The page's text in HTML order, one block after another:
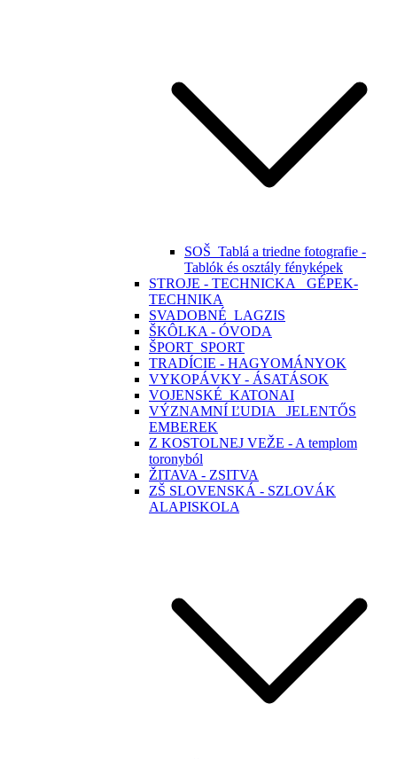
SOŠ_Tablá a triedne fotografie -
Tablók és osztály fényképek
STROJE - TECHNICKA_ GÉPEK-
TECHNIKA
SVADOBNÉ_LAGZIS
ŠKÔLKA - ÓVODA
ŠPORT_SPORT
TRADÍCIE - HAGYOMÁNYOK
VYKOPÁVKY - ÁSATÁSOK
VOJENSKÉ_KATONAI
VÝZNAMNÍ ĽUDIA _JELENTŐS
EMBEREK
Z KOSTOLNEJ VEŽE - A templom
toronyból
ŽITAVA - ZSITVA
ZŠ SLOVENSKÁ - SZLOVÁK
ALAPISKOLA